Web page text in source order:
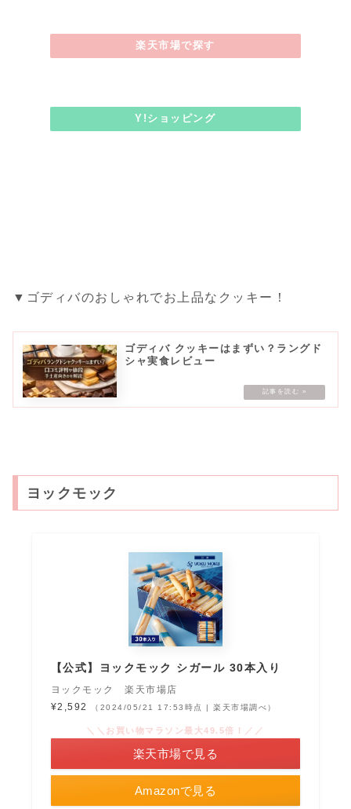
楽天市場で探す
Y!ショッピング
▼ゴディバのおしゃれでお上品なクッキー！
ゴディバ クッキーはまずい？ラングド
シャ実食レビュー
ヨックモック
【公式】ヨックモック シガール 30本入り
ヨックモック 楽天市場店
¥2,592
（2024/05/21 17:53時点 | 楽天市場調べ）
Amazonで見る
＼＼お買い物マラソン最大49.5倍！／／
楽天市場で見る